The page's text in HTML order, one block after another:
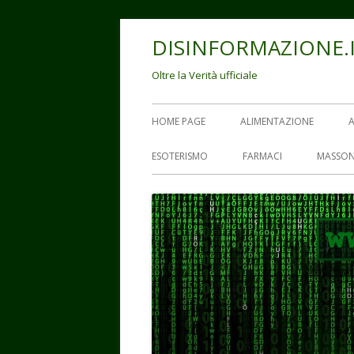
Oltre la Verità ufficiale
Menu
principale
HOME PAGE ALIMENTAZIONE
ESOTERISMO FARMACI